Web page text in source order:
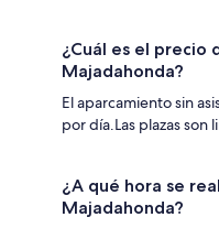
¿Cuál es el precio
Majadahonda?
El aparcamiento sin
por día.Las plazas son
¿A qué hora se
Majadahonda?